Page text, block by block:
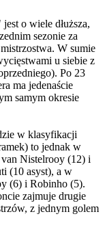
o wiele dłuższa,
sezonie za
W sumie
u siebie z
Po 23
ma jedenaście
samym okresie
w klasyfikacji
to jednak w
Nistelrooy (12) i
(10 asyst), a w
(6) i Robinho (5).
zajmuje drugie
z jednym golem